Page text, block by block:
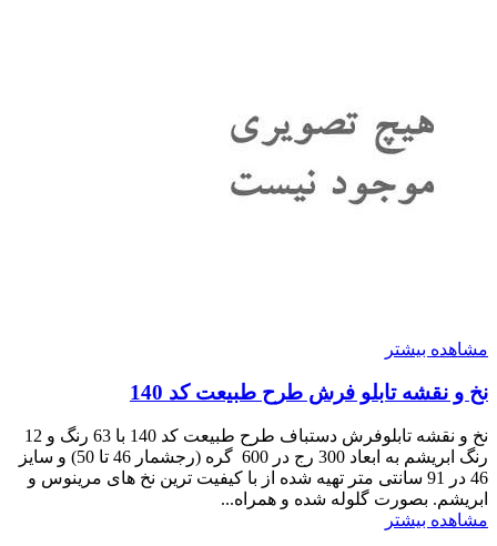
مشاهده بیشتر
نخ و نقشه تابلو فرش طرح طبیعت کد 140
نخ و نقشه تابلوفرش دستباف طرح طبیعت کد 140 با 63 رنگ و 12
رنگ ابریشم به ابعاد 300 رج در 600 گره (رجشمار 46 تا 50) و سایز
46 در 91 سانتی متر تهیه شده از با کیفیت ترین نخ های مرینوس و
ابریشم. بصورت گلوله شده و همراه...
مشاهده بیشتر